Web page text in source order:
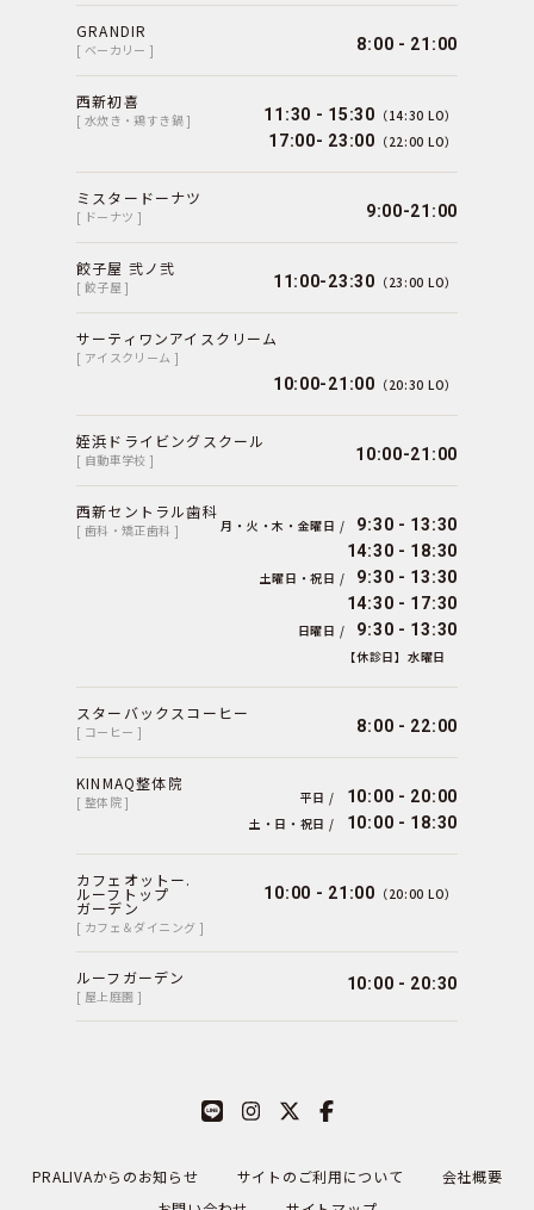
GRANDIR
[ ベーカリー ] 8:00 - 21:00
西新初喜
[ 水炊き・鶏すき鍋 ] 11:30 - 15:30 （14:30 LO）
17:00- 23:00 （22:00 LO）
ミスタードーナツ
[ ドーナツ ] 9:00-21:00
餃子屋 弐ノ弐
[ 餃子屋 ] 11:00-23:30 （23:00 LO）
サーティワンアイスクリーム
[ アイスクリーム ]
10:00-21:00 （20:30 LO）
姪浜ドライビングスクール
[ 自動車学校 ] 10:00-21:00
西新セントラル歯科
[ 歯科・矯正歯科 ] 月・火・木・金曜日 /
9:30 - 13:30
14:30 - 18:30
土曜日・祝日 /
9:30 - 13:30
14:30 - 17:30
日曜日 / 9:30 - 13:30
【休診日】水曜日
スターバックスコーヒー
[ コーヒー ] 8:00 - 22:00
KINMAQ整体院
[ 整体院 ] 平日 / 10:00 - 20:00
土・日・祝日 / 10:00 - 18:30
カフェオットー.
ルーフトップ
ガーデン
[ カフェ＆ダイニング ]
10:00 - 21:00 （20:00 LO）
ルーフガーデン
[ 屋上庭園 ]
10:00 - 20:30
PRALIVAからのお知らせ サイトのご利用について
会社概要